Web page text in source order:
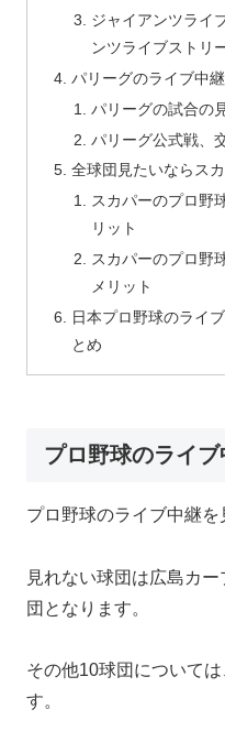
ジャイアンツライ
ンツライブストリ
パリーグのライブ中
パリーグの試合の
パリーグ公式戦、
全球団見たいならス
スカパーのプロ野
リット
スカパーのプロ野
メリット
日本プロ野球のライ
とめ
プロ野球のライ
プロ野球のライブ中継を
見れない球団は広島カ
団となります。
その他10球団について
す。